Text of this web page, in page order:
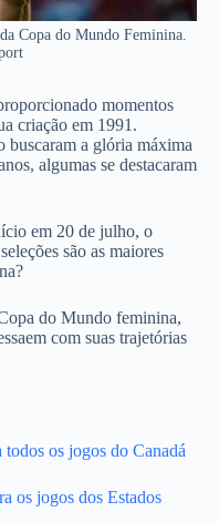
Copa do Mundo Feminina.
momentos
criação em 1991.
buscaram a glória máxima
algumas se destacaram
em 20 de julho, o
são as maiores
do Mundo feminina,
com suas trajetórias
os jogos do Canadá
os jogos dos Estados